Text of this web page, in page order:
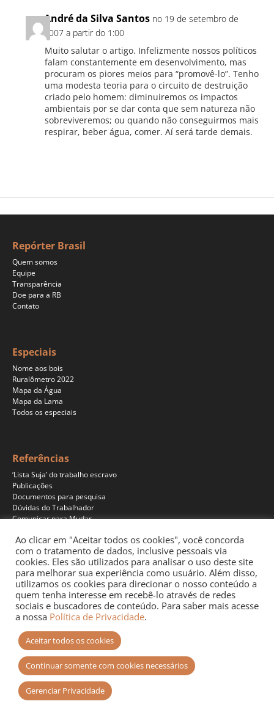
André da Silva Santos no 19 de setembro de
2007 a partir do 1:00
Muito salutar o artigo. Infelizmente nossos políticos
falam constantemente em desenvolvimento, mas
procuram os piores meios para “promovê-lo”. Tenho
uma modesta teoria para o circuito de destruição
criado pelo homem: diminuiremos os impactos
ambientais por se dar conta que sem natureza não
sobreviveremos; ou quando não conseguirmos mais
respirar, beber água, comer. Aí será tarde demais.
Repórter Brasil
Quem somos
Equipe
Transparência
Doe para a RB
Contato
Especiais
Nome aos bois
Ruralômetro 2022
Mapa da Água
Mapa da Lama
Todos os especiais
Referências
‘Lista Suja’ do trabalho escravo
Publicações
Documentos para pesquisa
Dúvidas do Trabalhador
Comunicar para Mudar
Programas
Jornalismo
Pesquisa
Educação
Documentários
Site desenvolvido por
Ao clicar em "Aceitar todos os cookies", você concorda
com o tratamento de dados, inclusive pessoais via
cookies. Eles são utilizados para analisar o uso deste site
para melhorar sua experiência como usuário. Além disso,
utilizamos os cookies para direcionar o nosso conteúdo a
quem tenha interesse em recebê-lo através de redes
sociais e buscadores de conteúdo. Para saber mais acesse
a nossa Política de Privacidade.
Aceitar todos os cookies
Continuar somente com cookies necessários
Gerenciar Privacidade